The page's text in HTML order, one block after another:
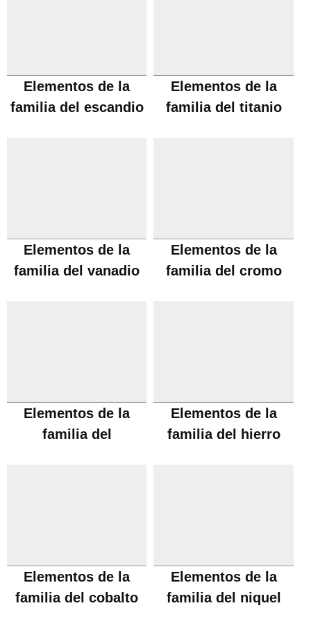
Elementos de la
familia del escandio
Elementos de la
familia del titanio
Elementos de la
familia del vanadio
Elementos de la
familia del cromo
Elementos de la
familia del
Elementos de la
familia del hierro
Elementos de la
familia del cobalto
Elementos de la
familia del niquel